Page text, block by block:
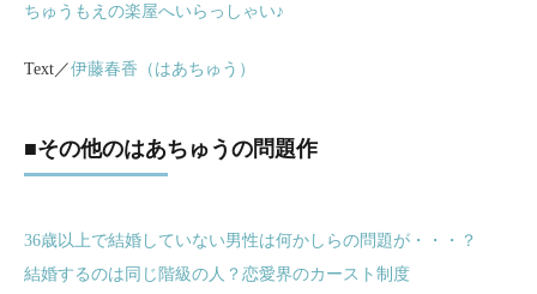
ちゅうもえの楽屋へいらっしゃい♪
Text／伊藤春香（はあちゅう）
■その他のはあちゅうの問題作
36歳以上で結婚していない男性は何かしらの問題が・・・？
結婚するのは同じ階級の人？恋愛界のカースト制度